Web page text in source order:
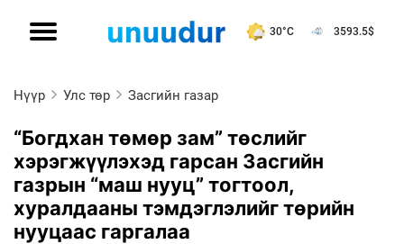
30°C 3593.5$
Нүүр Улс төр Засгийн газар
“Богдхан төмөр зам” төслийг
хэрэгжүүлэхэд гарсан Засгийн
газрын “маш нууц” тогтоол,
хуралдааны тэмдэглэлийг төрийн
нууцаас гаргалаа